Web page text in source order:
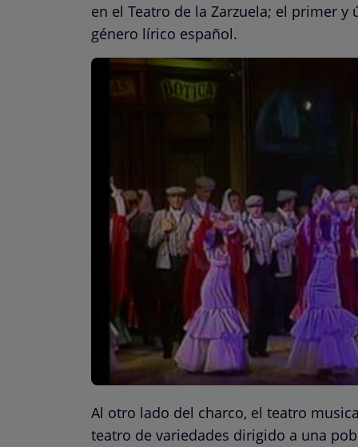
en el Teatro de la Zarzuela; el primer
género lírico español.
Al otro lado del charco, el teatro
teatro de variedades dirigido a una